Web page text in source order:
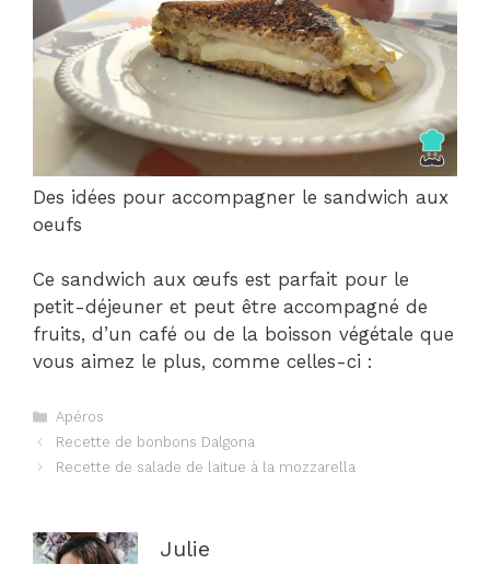
Des idées pour accompagner le sandwich aux
oeufs
Ce sandwich aux œufs est parfait pour le
petit-déjeuner et peut être accompagné de
fruits, d’un café ou de la boisson végétale que
vous aimez le plus, comme celles-ci :
Catégories
Apéros
Navigation
des
Recette de bonbons Dalgona
Recette de salade de laitue à la mozzarella
Julie